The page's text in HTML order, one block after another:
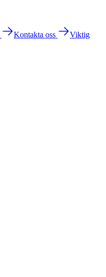
Kontakta oss
Viktig